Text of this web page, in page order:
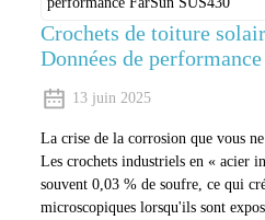
Crochets de toiture
Données de
13 juin 2025
La crise de la corrosion que vous
Les crochets industriels en « acier
souvent 0,03 % de soufre, ce qui
microscopiques lorsqu'ils sont